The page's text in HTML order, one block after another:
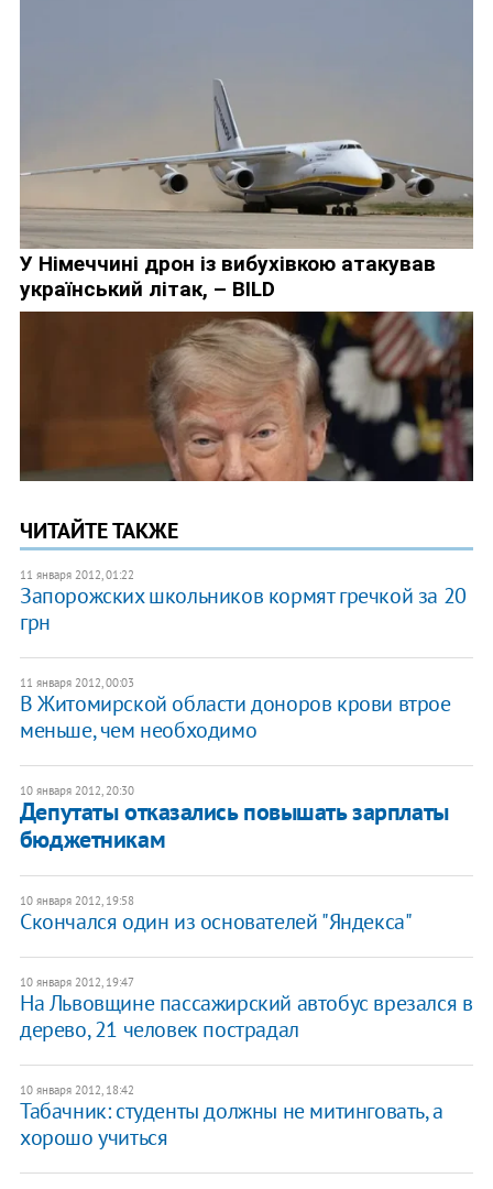
ЧИТАЙТЕ ТАКЖЕ
11 января 2012, 01:22
Запорожских школьников кормят гречкой за 20
грн
11 января 2012, 00:03
​В Житомирской области доноров крови втрое
меньше, чем необходимо
10 января 2012, 20:30
Депутаты отказались повышать зарплаты
бюджетникам
10 января 2012, 19:58
​Скончался один из основателей "Яндекса"
10 января 2012, 19:47
На Львовщине пассажирский автобус врезался в
дерево, 21 человек пострадал
10 января 2012, 18:42
​Табачник: студенты должны не митинговать, а
хорошо учиться